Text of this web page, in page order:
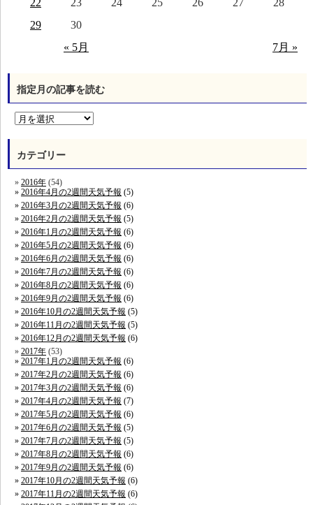
« 5月 7月 »
22
23 24 25 26 27
28
29
30
指定月の記事を読む
カテゴリー
2016年 (54)
2016年4月の2週間天気予報 (5)
2016年3月の2週間天気予報 (6)
2016年2月の2週間天気予報 (5)
2016年1月の2週間天気予報 (6)
2016年5月の2週間天気予報 (6)
2016年6月の2週間天気予報 (6)
2016年7月の2週間天気予報 (6)
2016年8月の2週間天気予報 (6)
2016年9月の2週間天気予報 (6)
2016年10月の2週間天気予報 (5)
2016年11月の2週間天気予報 (5)
2016年12月の2週間天気予報 (6)
2017年 (53)
2017年1月の2週間天気予報 (6)
2017年2月の2週間天気予報 (6)
2017年3月の2週間天気予報 (6)
2017年4月の2週間天気予報 (7)
2017年5月の2週間天気予報 (6)
2017年6月の2週間天気予報 (5)
2017年7月の2週間天気予報 (5)
2017年8月の2週間天気予報 (6)
2017年9月の2週間天気予報 (6)
2017年10月の2週間天気予報 (6)
2017年11月の2週間天気予報 (6)